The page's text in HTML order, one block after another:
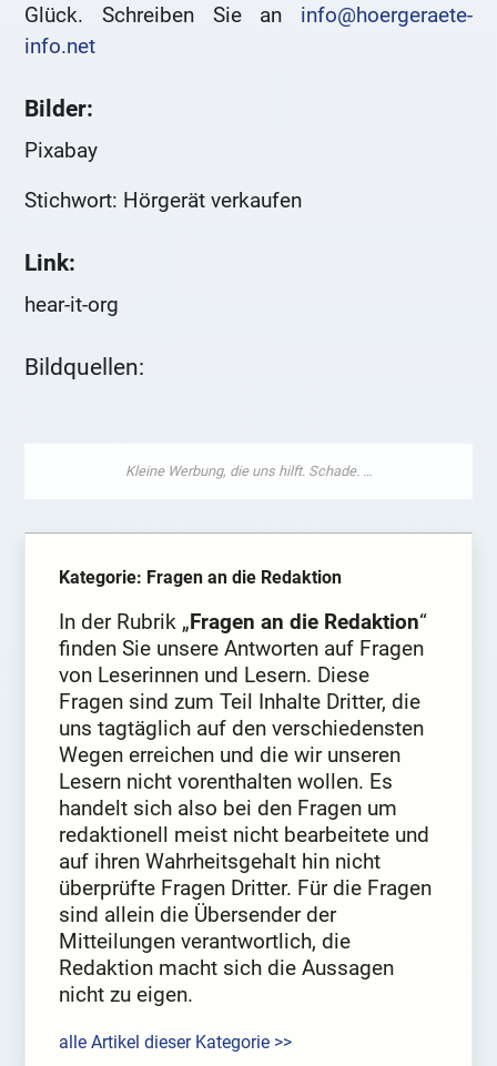
Glück. Schreiben Sie an info@hoergeraete-
info.net
Bilder:
Pixabay
Stichwort: Hörgerät verkaufen
Link:
hear-it-org
Bildquellen:
Kategorie: Fragen an die Redaktion
In der Rubrik „Fragen an die Redaktion“
finden Sie unsere Antworten auf Fragen
von Leserinnen und Lesern. Diese
Fragen sind zum Teil Inhalte Dritter, die
uns tagtäglich auf den verschiedensten
Wegen erreichen und die wir unseren
Lesern nicht vorenthalten wollen. Es
handelt sich also bei den Fragen um
redaktionell meist nicht bearbeitete und
auf ihren Wahrheitsgehalt hin nicht
überprüfte Fragen Dritter. Für die Fragen
sind allein die Übersender der
Mitteilungen verantwortlich, die
Redaktion macht sich die Aussagen
nicht zu eigen.
alle Artikel dieser Kategorie >>